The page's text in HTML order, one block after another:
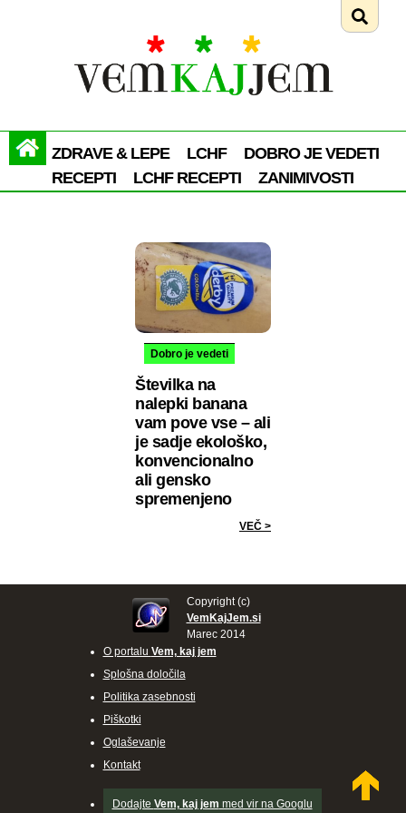
ZDRAVE & LEPE LCHF
DOBRO JE VEDETI
RECEPTI
LCHF RECEPTI ZANIMIVOSTI
Dobro je vedeti
Številka na
nalepki banana
vam pove vse – ali
je sadje ekološko,
konvencionalno
ali gensko
spremenjeno
VEČ >
Copyright (c)
VemKajJem.si
Marec 2014
O portalu Vem, kaj jem
Splošna določila
Politika zasebnosti
Piškotki
Oglaševanje
Kontakt
Dodajte Vem, kaj jem med vir na Googlu